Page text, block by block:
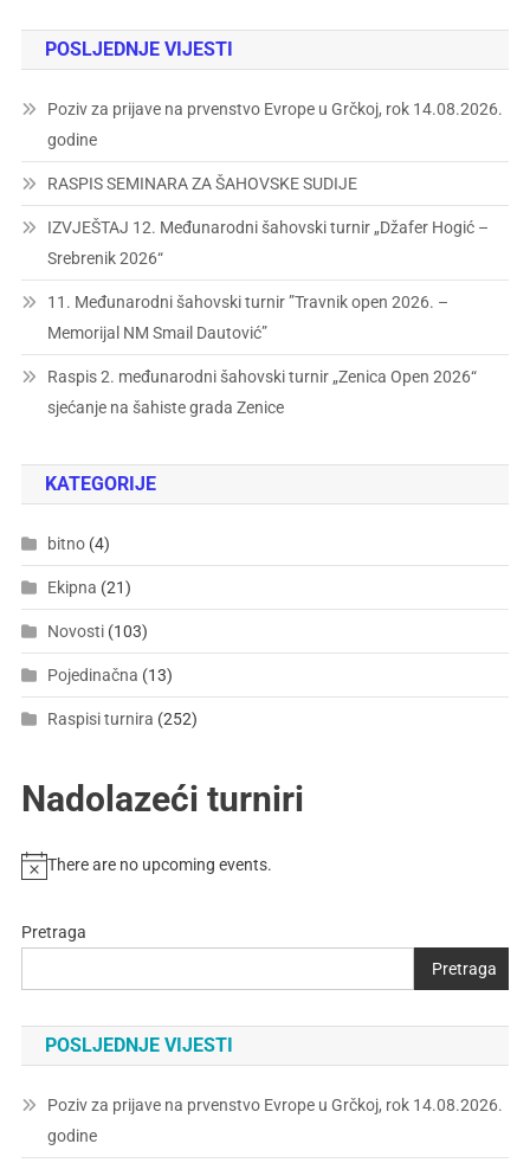
POSLJEDNJE VIJESTI
Poziv za prijave na prvenstvo Evrope u Grčkoj, rok 14.08.2026.
godine
RASPIS SEMINARA ZA ŠAHOVSKE SUDIJE
IZVJEŠTAJ 12. Međunarodni šahovski turnir „Džafer Hogić –
Srebrenik 2026“
11. Međunarodni šahovski turnir ”Travnik open 2026. –
Memorijal NM Smail Dautović”
Raspis 2. međunarodni šahovski turnir „Zenica Open 2026“
sjećanje na šahiste grada Zenice
KATEGORIJE
bitno(4)
Ekipna (21)
Novosti(103)
Pojedinačna (13)
Raspisi turnira (252)
Nadolazeći turniri
There are no upcoming events.
Pretraga
Pretraga
POSLJEDNJE VIJESTI
Poziv za prijave na prvenstvo Evrope u Grčkoj, rok 14.08.2026.
godine